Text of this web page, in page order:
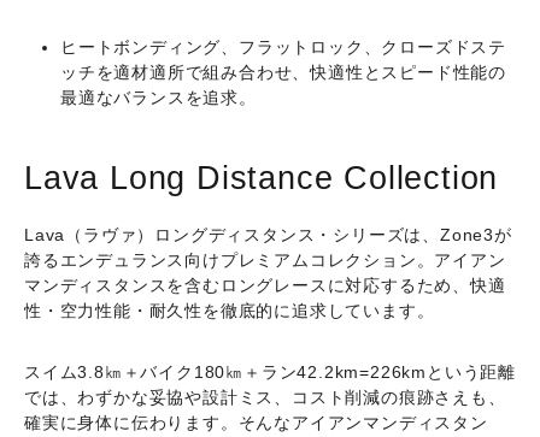
ヒートボンディング、フラットロック、クローズドステ
ッチを適材適所で組み合わせ、快適性とスピード性能の
最適なバランス を追求。
Lava Long Distance Collection
Lava（ラヴァ）ロングディスタンス・シリーズは、Zone3が
誇るエンデュランス向けプレミアムコレクション。アイアン
マンディスタンスを含むロングレースに対応するため、快適
性・空力性能・耐久性を徹底的に追求しています。
スイム3.8㎞＋バイク180㎞＋ラン42.2km=226kmという距離
では、わずかな妥協や設計ミス、コスト削減の痕跡さえも、
確実に身体に伝わります。そんなアイアンマンディスタン